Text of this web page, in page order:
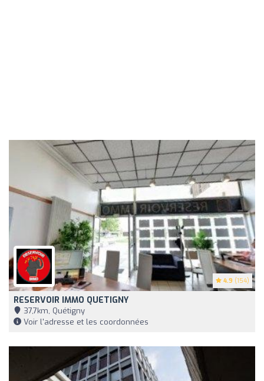
4.9 (154)
RESERVOIR IMMO QUETIGNY
37,7km, Quétigny
Voir l'adresse et les coordonnées